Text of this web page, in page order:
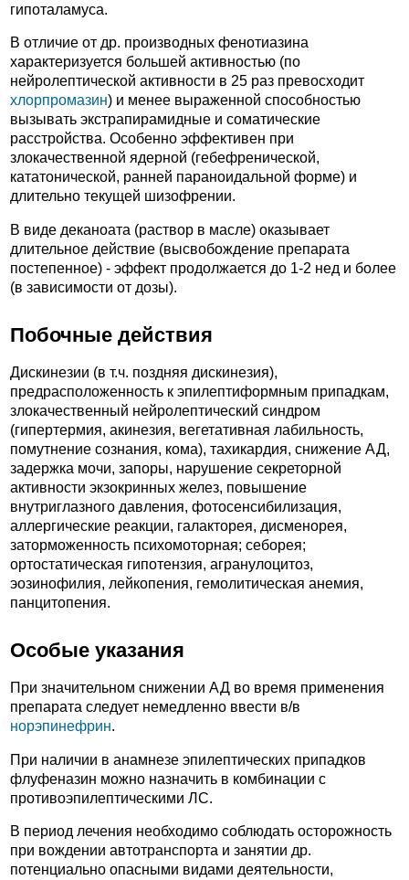
гипоталамуса.
В отличие от др. производных фенотиазина
характеризуется большей активностью (по
нейролептической активности в 25 раз превосходит
хлорпромазин) и менее выраженной способностью
вызывать экстрапирамидные и соматические
расстройства. Особенно эффективен при
злокачественной ядерной (гебефренической,
кататонической, ранней параноидальной форме) и
длительно текущей шизофрении.
В виде деканоата (раствор в масле) оказывает
длительное действие (высвобождение препарата
постепенное) - эффект продолжается до 1-2 нед и более
(в зависимости от дозы).
Побочные действия
Дискинезии (в т.ч. поздняя дискинезия),
предрасположенность к эпилептиформным припадкам,
злокачественный нейролептический синдром
(гипертермия, акинезия, вегетативная лабильность,
помутнение сознания, кома), тахикардия, снижение АД,
задержка мочи, запоры, нарушение секреторной
активности экзокринных желез, повышение
внутриглазного давления, фотосенсибилизация,
аллергические реакции, галакторея, дисменорея,
заторможенность психомоторная; себорея;
ортостатическая гипотензия, агранулоцитоз,
эозинофилия, лейкопения, гемолитическая анемия,
панцитопения.
Особые указания
При значительном снижении АД во время применения
препарата следует немедленно ввести в/в
норэпинефрин.
При наличии в анамнезе эпилептических припадков
флуфеназин можно назначить в комбинации с
противоэпилептическими ЛС.
В период лечения необходимо соблюдать осторожность
при вождении автотранспорта и занятии др.
потенциально опасными видами деятельности,